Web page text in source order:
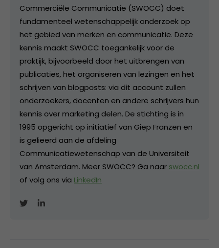
Commerciële Communicatie (SWOCC) doet
fundamenteel wetenschappelijk onderzoek op
het gebied van merken en communicatie. Deze
kennis maakt SWOCC toegankelijk voor de
praktijk, bijvoorbeeld door het uitbrengen van
publicaties, het organiseren van lezingen en het
schrijven van blogposts: via dit account zullen
onderzoekers, docenten en andere schrijvers hun
kennis over marketing delen. De stichting is in
1995 opgericht op initiatief van Giep Franzen en
is gelieerd aan de afdeling
Communicatiewetenschap van de Universiteit
van Amsterdam. Meer SWOCC? Ga naar swocc.nl
of volg ons via LinkedIn